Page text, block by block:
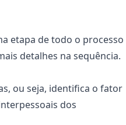
etapa de todo o processo
detalhes na sequência.
ou seja, identifica o fator
dos